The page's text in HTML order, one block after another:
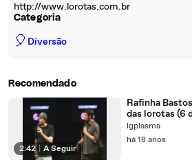
http://www.lorotas.com.br
Categoria
🎈 Diversão
Recomendado
2:42 A Seguir
Rafinha
das lorotas (6
lgplasma
há 18 anos